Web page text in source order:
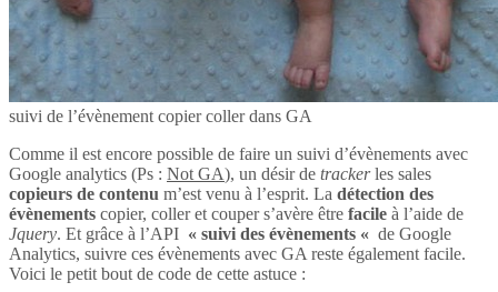
suivi de l’évènement copier coller dans GA
Comme il est encore possible de faire un suivi d’évènements avec
Google analytics (Ps : Not GA), un désir de trackerles sales
copieurs de contenu m’est venu à l’esprit. La détection des
évènements copier, coller et couper s’avère être facile à l’aide de
Jquery. Et grâce à l’API « suivi des évènements « de Google
Analytics, suivre ces évènements avec GA reste également facile.
Voici le petit bout de code de cette astuce :